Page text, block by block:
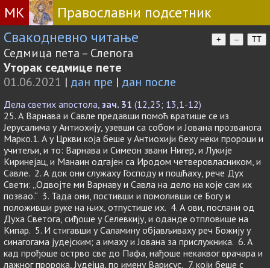
МК
Православни подсетник
Свакодневно читање
+ – TT
Седмица пета – Слепога
Уторак седмице пете
01.06.2021 | дан пре | дан после
Дела светих апостола, зач. 31 (12,25; 13,1-12)
25. А Варнава и Савле предавши помоћ вратише се из
Јерусалима у Антиохију, узевши са собом и Јована прозванога
Марко.1. А у Цркви која беше у Антиохији беху неки пророци и
учитељи, и то: Варнава и Симеон звани Нигер, и Лукије
Киринејац, и Манаин одгајен са Иродом четверовласником, и
Савле. 2. А док они служаху Господу и пошћаху, рече Дух
Свети: „Одвојте ми Варнаву и Савла на дело на које сам их
позвао.“ 3. Тада они, постивши и помоливши се Богу и
положивши руке на њих, отпустише их. 4. А ови, послани од
Духа Светога, сиђоше у Селевкију, и оданде отпловише на
Кипар. 5. И стигавши у Саламину објављиваху реч Божију у
синагогама јудејским; а имаху и Јована за прислужника. 6. А
кад прођоше острво све до Пафа, нађоше некаквог врачара и
лажног пророка, Јудејца, по имену Варисус, 7. који беше с